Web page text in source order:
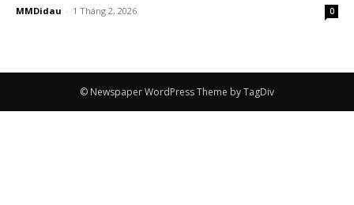
MMDidau - 1 Tháng 2, 2026 0
© Newspaper WordPress Theme by TagDiv